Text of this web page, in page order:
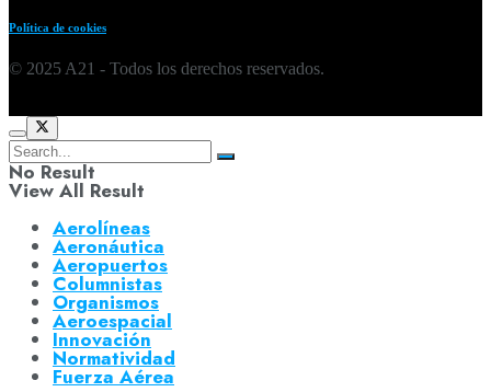
Política de cookies
© 2025 A21 - Todos los derechos reservados.
No Result
View All Result
Aerolíneas
Aeronáutica
Aeropuertos
Columnistas
Organismos
Aeroespacial
Innovación
Normatividad
Fuerza Aérea